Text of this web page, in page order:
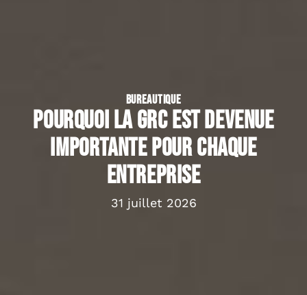
BUREAUTIQUE
Pourquoi la GRC est devenue
importante pour chaque
entreprise
31 juillet 2026